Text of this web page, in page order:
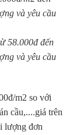
và yêu cầu
58.000đ đến
và yêu cầu
m2 so với
cầu,....giá trên
lượng đơn